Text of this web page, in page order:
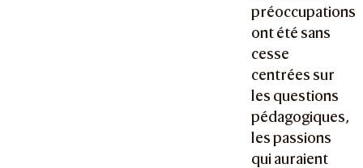
préoccupations
ont été sans
cesse
centrées sur
les questions
pédagogiques,
les passions
qui auraient